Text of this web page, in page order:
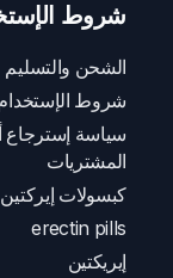
شروط
الشحن والتسليم
شروط
سياسة إسترجاع
المشتريات
كبسولات إيركتين
erectin pills
إيريكتين